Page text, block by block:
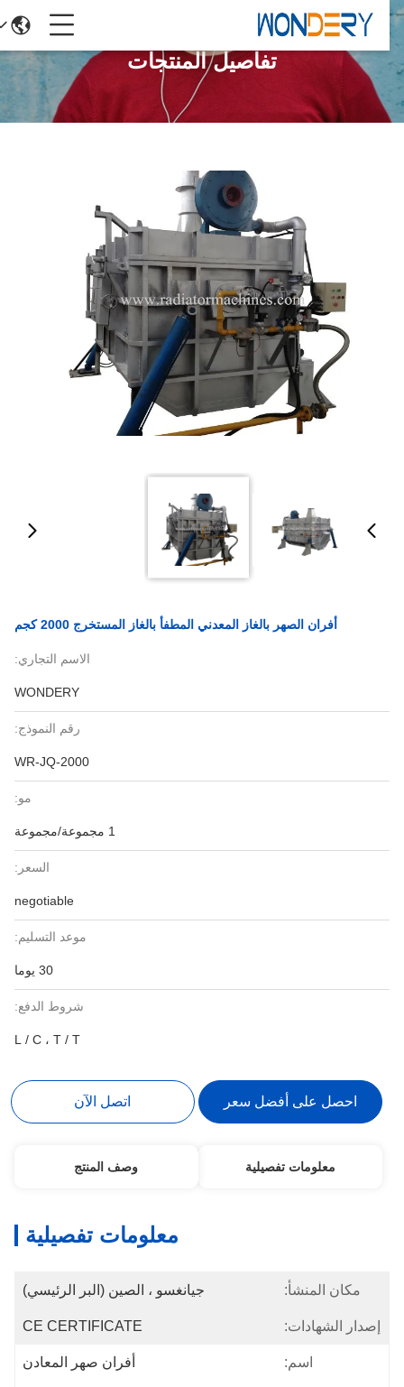
تفاصيل المنتجات
أفران الصهر بالغاز المعدني المطفأ بالغاز المستخرج 2000 كجم
الاسم التجاري:
WONDERY
رقم النموذج:
WR-JQ-2000
مو:
السعر:
negotiable
موعد التسليم:
30 يوما
شروط الدفع:
L / C ، T / T
احصل على أفضل سعر اتصل الآن
معلومات تفصيلية وصف المنتج
معلومات تفصيلية
مكان المنشأ: جيانغسو ، الصين (البر الرئيسي)
إصدار الشهادات: CE CERTIFICATE
اسم: أفران صهر المعادن